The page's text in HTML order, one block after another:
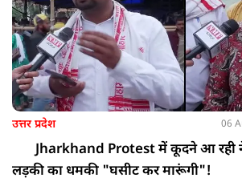
उत्तर प्रदेश 06
Jharkhand Protest में कूदने आ रही
लड़की का धमकी "घसीट कर मारूंगी"!